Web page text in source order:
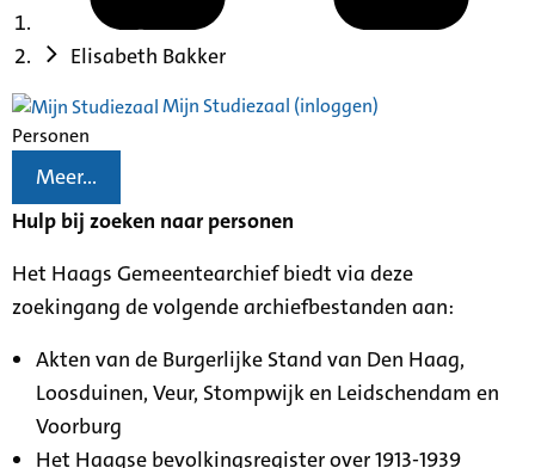
Elisabeth Bakker
Mijn Studiezaal (inloggen)
Personen
Meer...
Hulp bij zoeken naar personen
Het Haags Gemeentearchief biedt via deze
zoekingang de volgende archiefbestanden aan:
Akten van de Burgerlijke Stand van Den Haag,
Loosduinen, Veur, Stompwijk en Leidschendam en
Voorburg
Het Haagse bevolkingsregister over 1913-1939